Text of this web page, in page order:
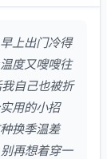
上出门冷得
度又嗖嗖往
自己也被折
用的小招
换季温差
再想着穿一